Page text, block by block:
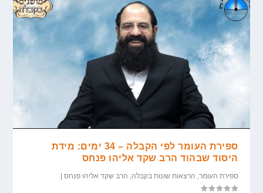
ספירת העומר לפי הקבלה – 34 ימים: מידת
היסוד שבהוד הרב שקד אליהו פנחס
ספירת העומר, הרצאות שונות בקבלה, הרב שקד אליהו פנחס